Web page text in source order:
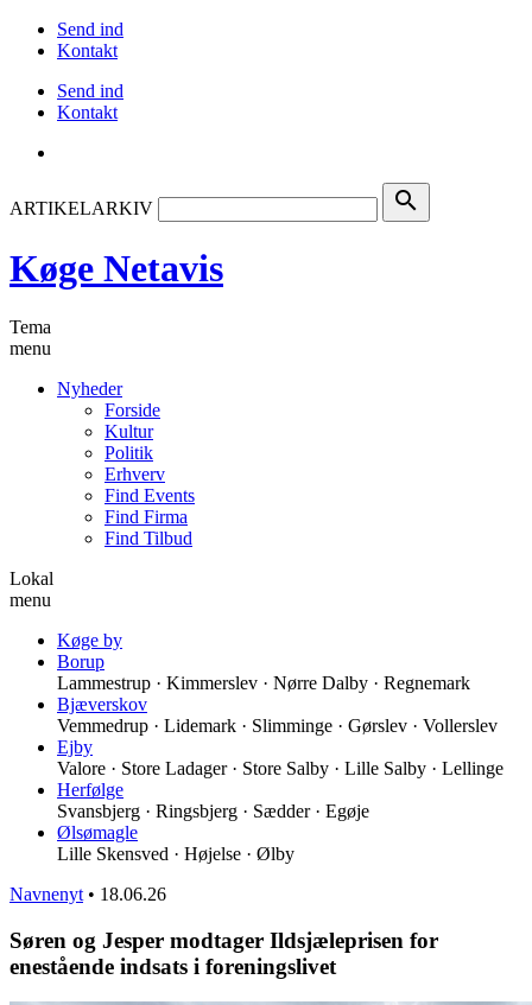
Send ind
Kontakt
Send ind
Kontakt
ARTIKELARKIV search
Køge Netavis
Tema
menu
Nyheder
Forside
Kultur
Politik
Erhverv
Find Events
Find Firma
Find Tilbud
Lokal
menu
Køge by
Borup
Lammestrup · Kimmerslev · Nørre Dalby · Regnemark
Bjæverskov
Vemmedrup · Lidemark · Slimminge · Gørslev · Vollerslev
Ejby
Valore · Store Ladager · Store Salby · Lille Salby · Lellinge
Herfølge
Svansbjerg · Ringsbjerg · Sædder · Egøje
Ølsømagle
Lille Skensved · Højelse · Ølby
Navnenyt • 18.06.26
Søren og Jesper modtager Ildsjæleprisen for
enestående indsats i foreningslivet